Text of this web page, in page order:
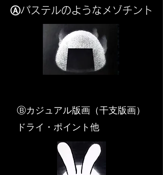
Ⓐパステルのようなメゾチント
​Ⓑカジュアル版画（干支版画）
ドライ・ポイント他